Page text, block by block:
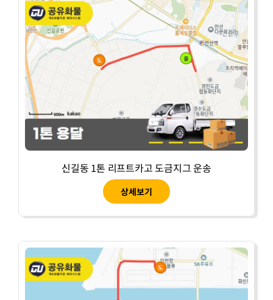
신길동 1톤 리프트카고 도금지그 운송
상세보기